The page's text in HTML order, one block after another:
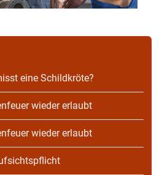
eine Schildkröte?
wieder erlaubt
wieder erlaubt